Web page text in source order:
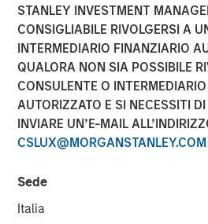
STANLEY INVESTMENT
CONSIGLIABILE RIVOLGERSI A
INTERMEDIARIO FINANZIARIO
QUALORA NON SIA POSSIBILE
CONSULENTE O
AUTORIZZATO E SI NECESSITI
INVIARE UN’E-MAIL
CSLUX@MORGANSTANLEY.COM
Sede
Italia
04 DICEMBRE 2025
NEW YORK — December 4, 2025
MorningStar Senior Living
Real Estate Investing (MSREI)